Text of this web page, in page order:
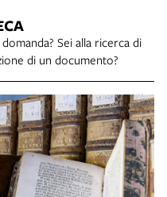
Sei alla ricerca di
di un documento?